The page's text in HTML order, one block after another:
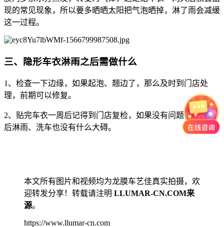
现的常见现象，所以要多晒晒太阳把气泡晒掉，淋了雨会减缓
这一过程。
三、隐形车衣淋雨之后需做什么
1、检查一下边缘，如果起泡、翘边了，那么及时到门店处
理，前期可以修复。
2、贴完车衣一周后记得到门店复检，如果没有问题，那么以
后淋雨、洗车也没有什么大碍。
本文所有图片和视频均为龙膜车艺佳真实拍摄，欢
迎转发分享！转载请注明 LLUMAR-CN.COM来
源。
https://www.llumar-cn.com